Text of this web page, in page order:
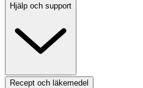
Hjälp och support
Recept och läkemedel